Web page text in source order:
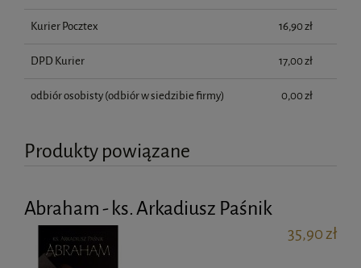
Kurier Pocztex 16,90 zł
DPD Kurier 17,00 zł
odbiór osobisty(odbiór w siedzibie firmy) 0,00 zł
Produkty powiązane
Abraham - ks. Arkadiusz Paśnik
35,90 zł